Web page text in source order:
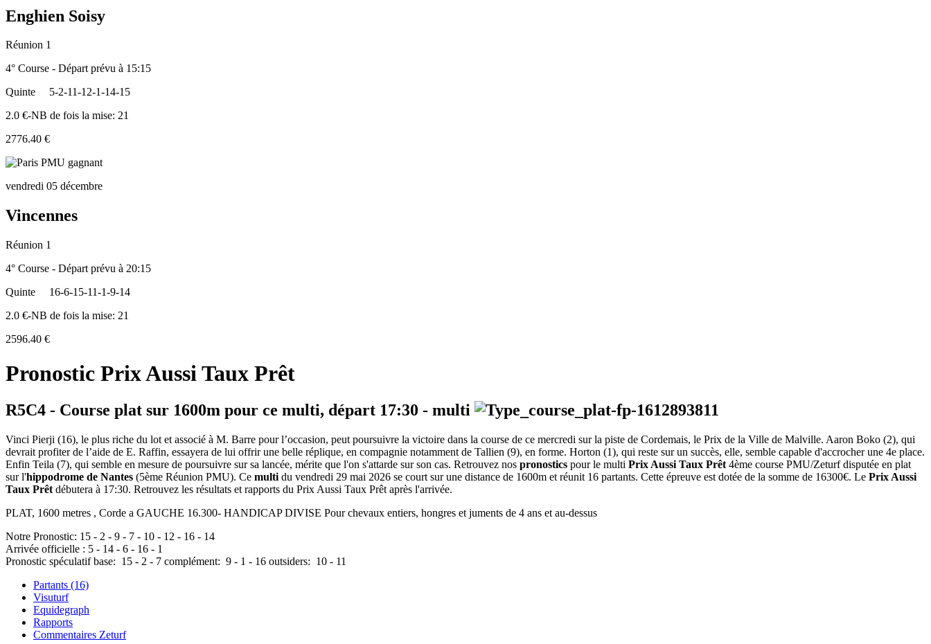
Enghien Soisy
Réunion 1
4° Course - Départ prévu à 15:15
Quinte
5-2-11-12-1-14-15
2.0 €-NB de fois la mise: 21
2776.40 €
vendredi 05 décembre
Vincennes
Réunion 1
4° Course - Départ prévu à 20:15
Quinte
16-6-15-11-1-9-14
2.0 €-NB de fois la mise: 21
2596.40 €
Pronostic Prix Aussi Taux Prêt
R5C4 - Course plat sur 1600m pour ce multi, départ 17:30 - multi
Vinci Pierji (16), le plus riche du lot et associé à M. Barre pour l’occasion, peut poursuivre la victoire dans la course de ce mercredi sur la piste de Cordemais, le Prix de la Ville de Malville. Aaron Boko (2), qui
devrait profiter de l’aide de E. Raffin, essayera de lui offrir une belle réplique, en compagnie notamment de Tallien (9), en forme. Horton (1), qui reste sur un succès, elle, semble capable d'accrocher une 4e place.
Enfin Teila (7), qui semble en mesure de poursuivre sur sa lancée, mérite que l'on s'attarde sur son cas. Retrouvez nos pronostics pour le multi Prix Aussi Taux Prêt 4ème course PMU/Zeturf disputée en plat
sur l'hippodrome de Nantes (5ème Réunion PMU). Ce multi du vendredi 29 mai 2026 se court sur une distance de 1600m et réunit 16 partants. Cette épreuve est dotée de la somme de 16300€. Le Prix Aussi
Taux Prêt débutera à 17:30. Retrouvez les résultats et rapports du Prix Aussi Taux Prêt après l'arrivée.
PLAT, 1600 metres , Corde a GAUCHE 16.300- HANDICAP DIVISE Pour chevaux entiers, hongres et juments de 4 ans et au-dessus
Notre Pronostic: 15 - 2 - 9 - 7 - 10 - 12 - 16 - 14
Arrivée officielle : 5 - 14 - 6 - 16 - 1
Pronostic spéculatif base: 15 - 2 - 7 complément: 9 - 1 - 16 outsiders: 10 - 11
Partants (16)
Visuturf
Equidegraph
Rapports
Commentaires Zeturf